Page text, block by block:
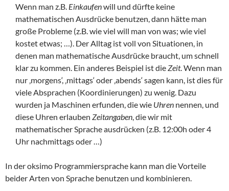
Wenn man z.B. Einkaufenwill und dürfte keine
mathematischen Ausdrücke benutzen, dann hätte man
große Probleme (z.B. wie viel will man von was; wie viel
kostet etwas; …). Der Alltag ist voll von Situationen, in
denen man mathematische Ausdrücke braucht, um schnell
klar zu kommen. Ein anderes Beispiel ist dieZeit. Wenn man
nur ‚morgens‘, ‚mittags‘ oder ‚abends‘ sagen kann, ist dies für
viele Absprachen (Koordinierungen) zu wenig. Dazu
wurden ja Maschinen erfunden, die wie Uhren nennen, und
diese Uhren erlauben Zeitangaben, die wir mit
mathematischer Sprache ausdrücken (z.B. 12:00h oder 4
Uhr nachmittags oder …)
In der oksimo Programmiersprache kann man die Vorteile
beider Arten von Sprache benutzen und kombinieren.